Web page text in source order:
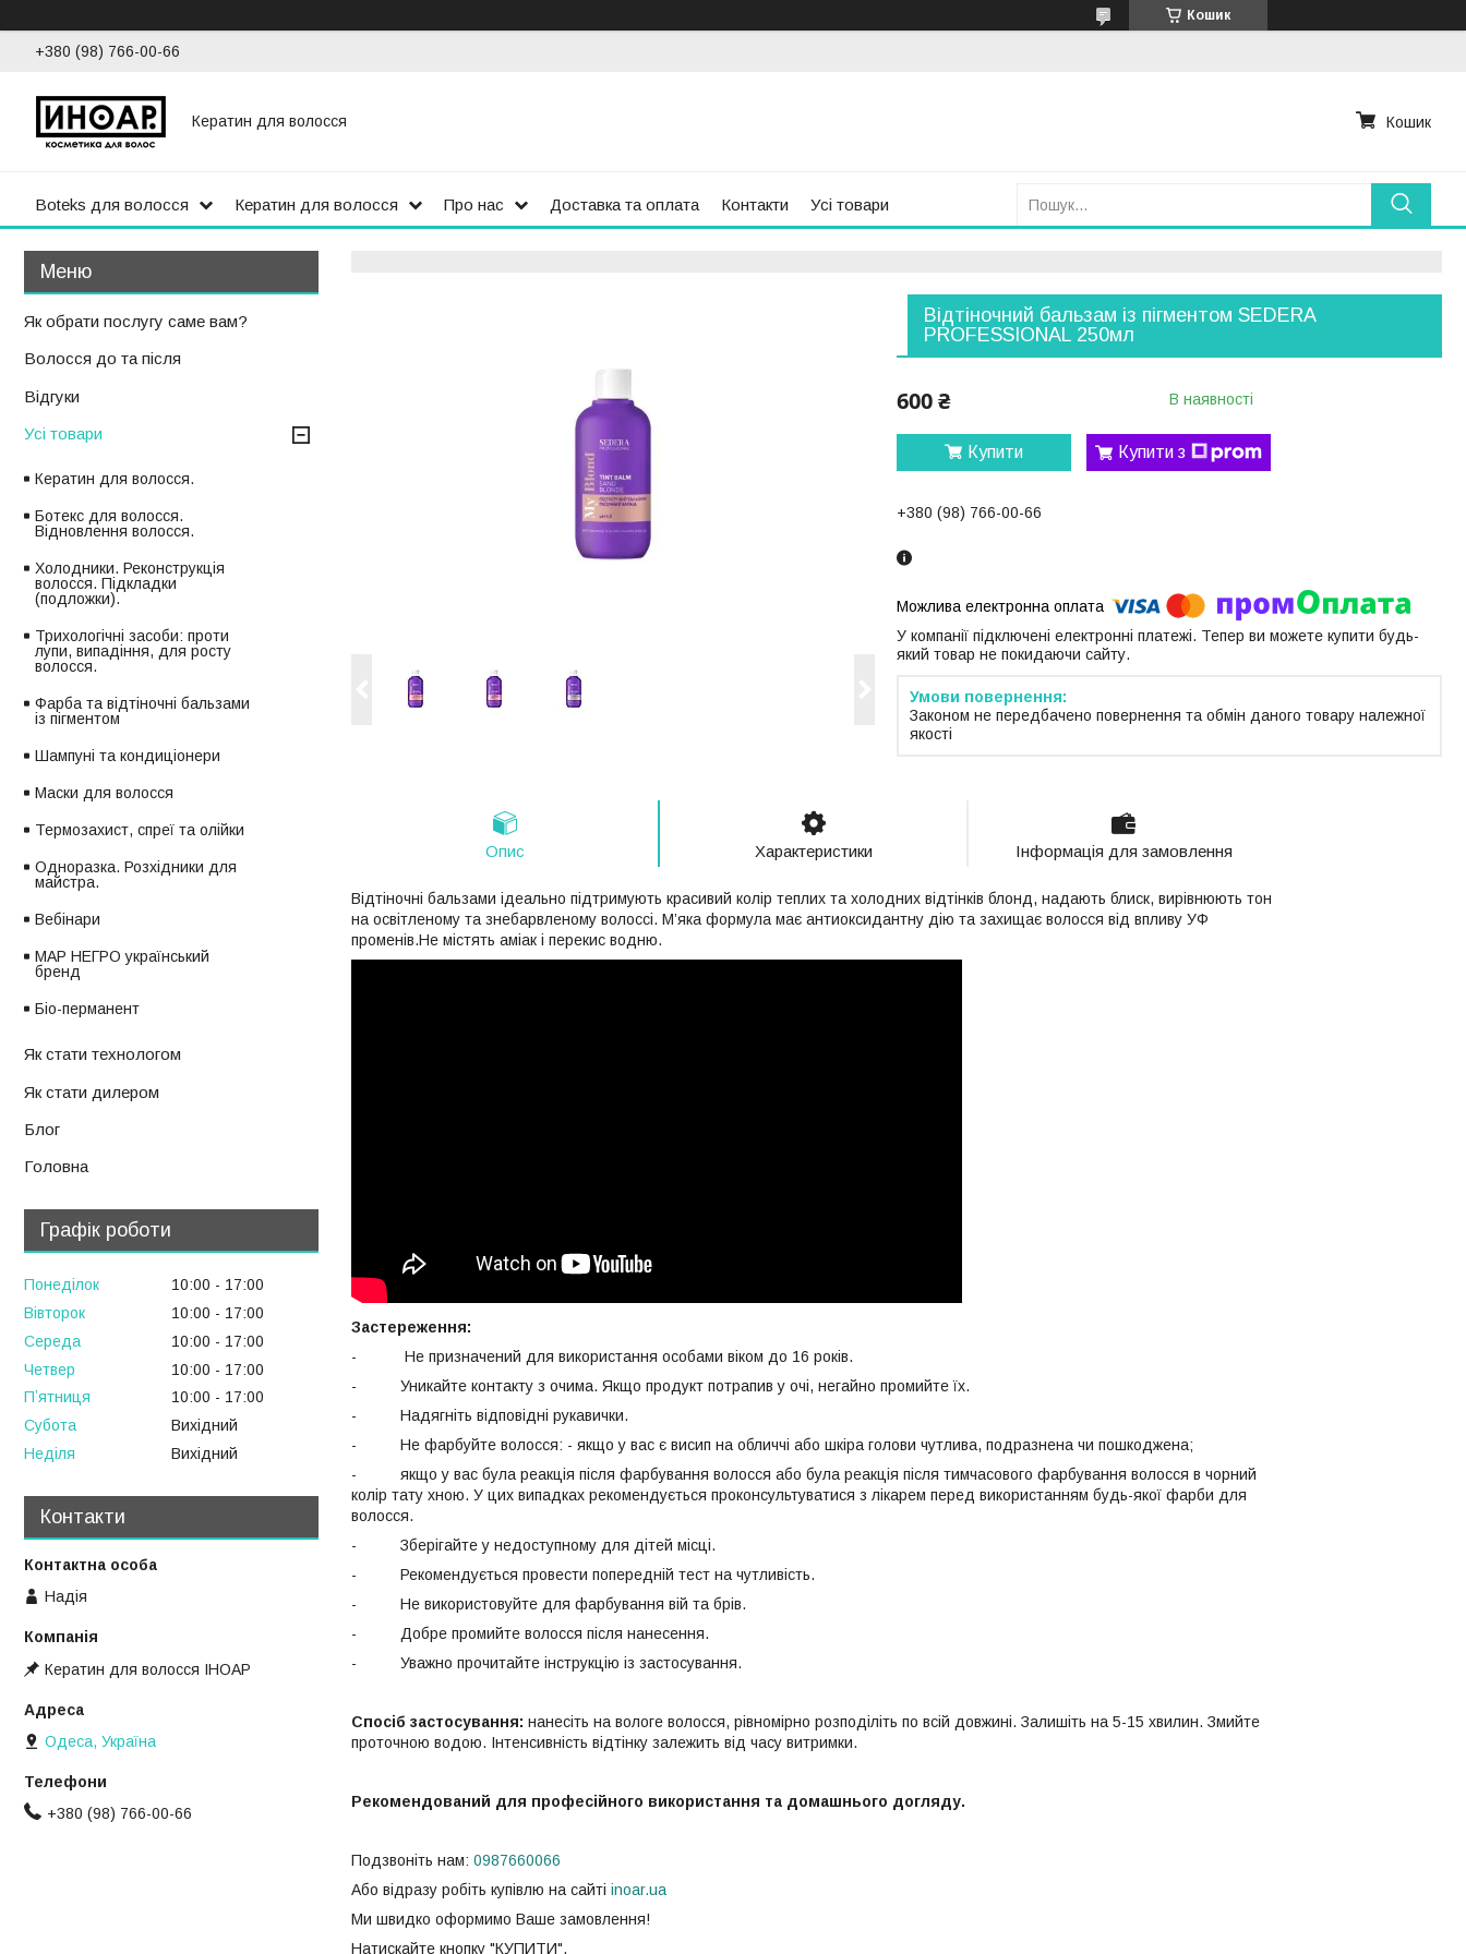
Кошик
+380 (98) 766-00-66
Кератин для волосся Кошик
Boteks для волосся Кератин для волосся Про нас Доставка та оплата Контакти Усі товари
Відтіночний бальзам із пігментом SEDERA
PROFESSIONAL 250мл
600 ₴ В наявності
Купити Купити з
+380 (98) 766-00-66
У компанії підключені електронні платежі. Тепер ви можете купити будь-
який товар не покидаючи сайту.
Законом не передбачено повернення та обмін даного товару належної
якості
Опис Характеристики Інформація для замовлення
Відтіночні бальзами ідеально підтримують красивий колір теплих та холодних відтінків блонд, надають блиск, вирівнюють тон
на освітленому та знебарвленому волоссі. М’яка формула має антиоксидантну дію та захищає волосся від впливу УФ
променів.Не містять аміак і перекис водню.
Застереження:
- Не призначений для використання особами віком до 16 років.
- Уникайте контакту з очима. Якщо продукт потрапив у очі, негайно промийте їх.
- Надягніть відповідні рукавички.
- Не фарбуйте волосся: - якщо у вас є висип на обличчі або шкіра голови чутлива, подразнена чи пошкоджена;
- якщо у вас була реакція після фарбування волосся або була реакція після тимчасового фарбування волосся в чорний
колір тату хною. У цих випадках рекомендується проконсультуватися з лікарем перед використанням будь-якої фарби для
волосся.
- Зберігайте у недоступному для дітей місці.
- Рекомендується провести попередній тест на чутливість.
- Не використовуйте для фарбування вій та брів.
- Добре промийте волосся після нанесення.
- Уважно прочитайте інструкцію із застосування.
Спосіб застосування: нанесіть на вологе волосся, рівномірно розподіліть по всій довжині. Залишіть на 5-15 хвилин. Змийте
проточною водою. Інтенсивність відтінку залежить від часу витримки.
Рекомендований для професійного використання та домашнього догляду.
Подзвоніть нам: 0987660066
Або відразу робіть купівлю на сайті inoar.ua
Ми швидко оформимо Ваше замовлення!
Натискайте кнопку "КУПИТИ".
Як обрати послугу саме вам?
Волосся до та після
Відгуки
Усі товари
Кератин для волосся.
Ботекс для волосся.
Відновлення волосся.
Холодники. Реконструкція
волосся. Підкладки
(подложки).
Трихологічні засоби: проти
лупи, випадіння, для росту
волосся.
Фарба та відтіночні бальзами
із пігментом
Шампуні та кондиціонери
Маски для волосся
Термозахист, спреї та олійки
Одноразка. Розхідники для
майстра.
Вебінари
МАР НЕГРО український
бренд
Біо-перманент
Як стати технологом
Як стати дилером
Блог
Головна
Графік роботи
Понеділок 10:00
17:00
Вівторок
10:00
17:00
Середа
10:00
17:00
Четвер
10:00
17:00
Пʼятниця
10:00
17:00
Субота
Вихідний
Неділя
Вихідний
Контакти
Надія
Кератин для волосся ІНОАР
Одеса, Україна
+380 (98) 766-00-66